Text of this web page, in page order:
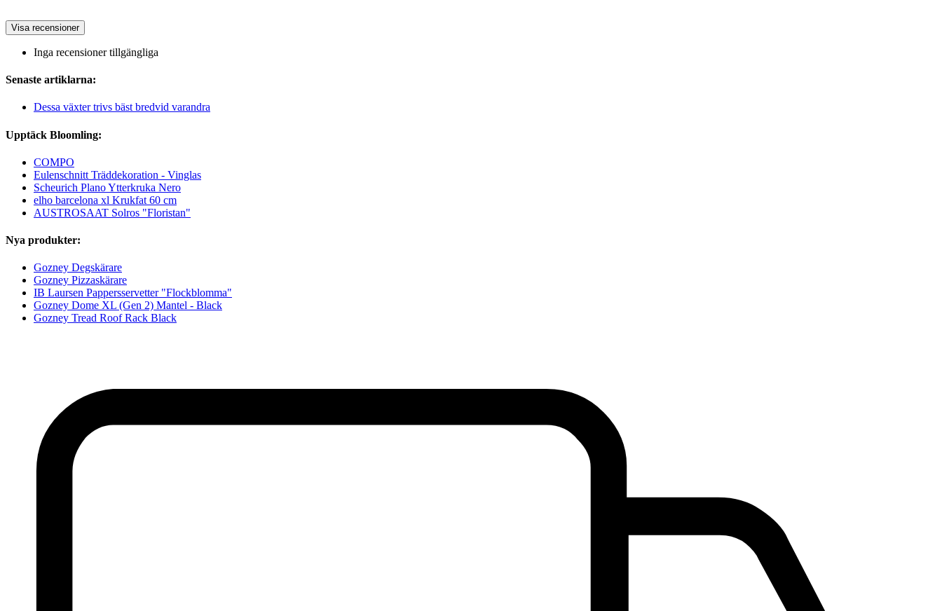
Visa recensioner
Inga recensioner tillgängliga
Senaste artiklarna:
Dessa växter trivs bäst bredvid varandra
Upptäck Bloomling:
COMPO
Eulenschnitt Träddekoration - Vinglas
Scheurich Plano Ytterkruka Nero
elho barcelona xl Krukfat 60 cm
AUSTROSAAT Solros "Floristan"
Nya produkter:
Gozney Degskärare
Gozney Pizzaskärare
IB Laursen Pappersservetter "Flockblomma"
Gozney Dome XL (Gen 2) Mantel - Black
Gozney Tread Roof Rack Black